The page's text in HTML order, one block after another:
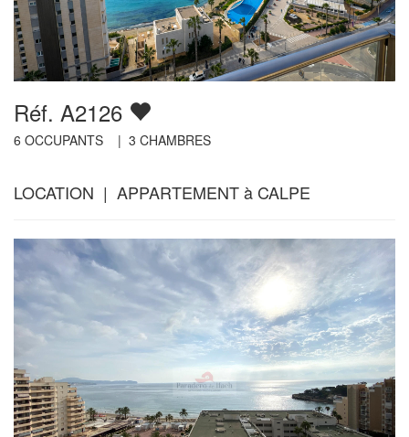
Réf. A2126
6 OCCUPANTS | 3 CHAMBRES
LOCATION | APPARTEMENT à CALPE